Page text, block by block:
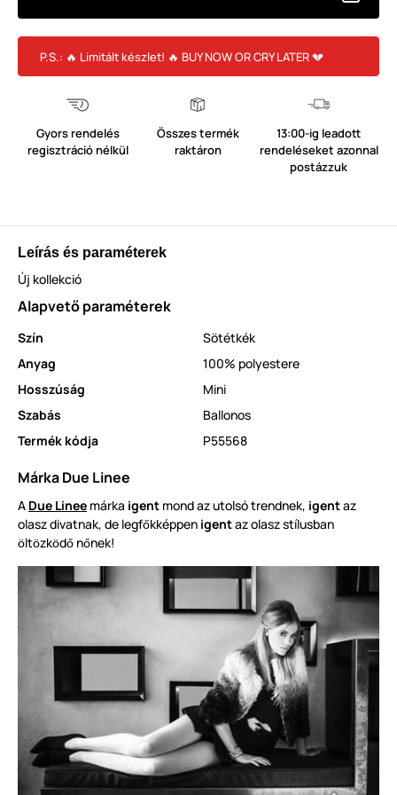
P.S.: 🔥 Limitált készlet! 🔥 BUY NOW OR CRY LATER 💔
Gyors rendelés
regisztráció nélkül
Összes termék
raktáron
13:00-ig leadott
rendeléseket azonnal
postázzuk
Leírás és paraméterek
Új kollekció
Alapvető paraméterek
Szín
Sötétkék
Anyag
100% polyestere
Hosszúság
Mini
Szabás
Ballonos
Termék kódja
P55568
Márka Due Linee
A Due Linee márka igent mond az utolsó trendnek, igentaz
olasz divatnak, de legfőkképpen igentaz olasz stílusban
öltözködő nőnek!